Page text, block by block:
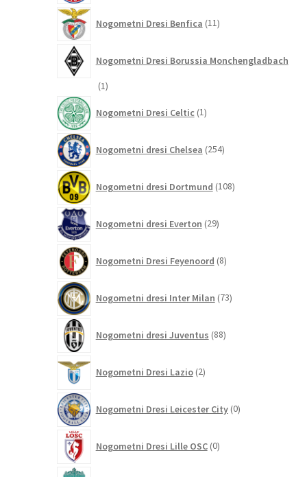
Nogometni Dresi Benfica 11izdelkov
Nogometni Dresi Borussia Monchengladbach
11
Nogometni Dresi Celtic 1izdelek
Nogometni dresi Chelsea 254izdelkov
Nogometni dresi Dortmund 108izdelkov
Nogometni dresi Everton 29izdelkov
Nogometni Dresi Feyenoord 8izdelkov
Nogometni dresi Inter Milan 73izdelkov
Nogometni dresi Juventus 88izdelkov
Nogometni Dresi Lazio 2izdelka
Nogometni Dresi Leicester City 0izdelkov
Nogometni Dresi Lille OSC 0izdelkov